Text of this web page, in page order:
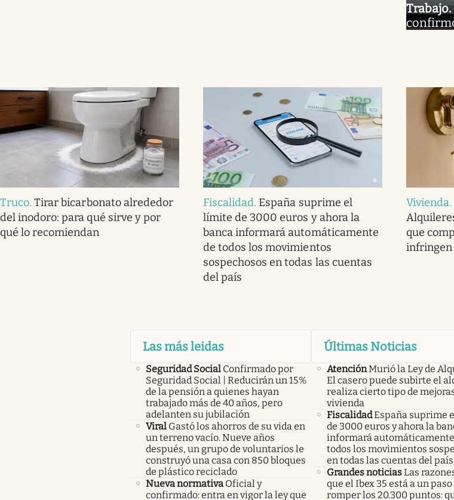
Trabajo.
Truco.Tirar bicarbonato alrededor
del inodoro: para qué sirve y por
qué lo recomiendan
Fiscalidad. España suprime el
límite de 3000 euros y ahora la
banca informará automáticamente
de todos los movimientos
sospechosos en todas las cuentas
del país
Vivienda.
que
infringen
Las más leidas
Seguridad Social Confirmado por
Seguridad Social | Reducirán un 15%
de la pensión a quienes hayan
trabajado más de 40 años, pero
adelanten su jubilación
Viral Gastó los ahorros de su vida en
un terreno vacío. Nueve años
después, un grupo de voluntarios le
construyó una casa con 850 bloques
de plástico reciclado
Nueva normativa Oficial y
confirmado: entra en vigor la ley que
Últimas Noticias
AtenciónMurió la Ley de
El casero puede subirte el
realiza cierto tipo de
vivienda
FiscalidadEspaña suprime
de 3000 euros y ahora la
informará
todos los movimientos
en todas las cuentas del país
Grandes noticiasLas
que el Ibex 35 está a un paso
romper los 20.300 puntos: